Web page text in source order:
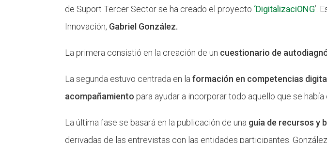
de Suport Tercer Sector se ha creado el proyecto ‘DigitalizaciONG’.
Innovación, Gabriel González.
La primera consistió en la creación de un cuestionario de
La segunda estuvo centrada en la formación en competencias
acompañamiento para ayudar a incorporar todo aquello que se
La última fase se basará en la publicación de una guía de recursos y
derivadas de las entrevistas con las entidades participantes.